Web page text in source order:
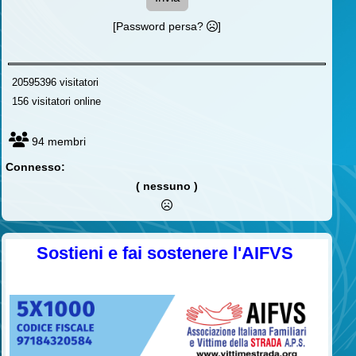
[Password persa? ]
20595396 visitatori
156 visitatori online
94 membri
Connesso:
( nessuno )
Sostieni e fai sostenere l'AIFVS